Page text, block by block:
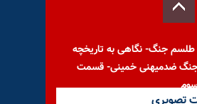
طلسم جنگ- نگاهی به تاریخچه
ضدمیهنی خمینی- قسمت